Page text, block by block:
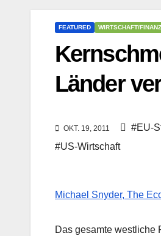
FEATURED WIRTSCHAFT/
Länder
OKT. 19, 2011 #EU-
#US-Wirtschaft
Michael Snyder, The
Das gesamte westliche